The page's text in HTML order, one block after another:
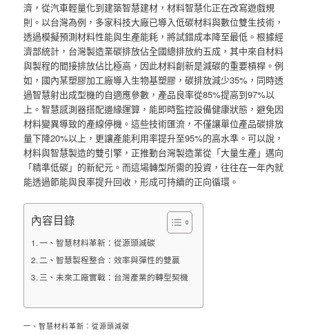
濟，從汽車輕量化到建築智慧建材，材料智慧化正在改寫遊戲規
則。以台灣為例，多家科技大廠已導入低碳材料與數位雙生技術，
透過模擬預測材料性能與生產能耗，將試錯成本降至最低。根據經
濟部統計，台灣製造業碳排放佔全國總排放約五成，其中來自材料
與製程的間接排放佔比極高，因此材料創新是減碳的重要槓桿。例
如，國內某塑膠加工廠導入生物基塑膠，碳排放減少35%，同時透
過智慧射出成型機的自適應參數，產品良率從85%提高到97%以
上。智慧感測器搭配邊緣運算，能即時監控設備健康狀態，避免因
材料變異導致的產線停機。這些技術匯流，不僅讓單位產品碳排放
量下降20%以上，更讓產能利用率提升至95%的高水準。可以說，
材料與智慧製造的雙引擎，正推動台灣製造業從「大量生產」邁向
「精準低碳」的新紀元。而這場轉型所需的投資，往往在一年內就
能透過節能與良率提升回收，形成可持續的正向循環。
內容目錄
一、智慧材料革新：從源頭減碳
二、智慧製程整合：效率與彈性的雙贏
三、未來工廠實戰：台灣產業的轉型契機
一、智慧材料革新：從源頭減碳